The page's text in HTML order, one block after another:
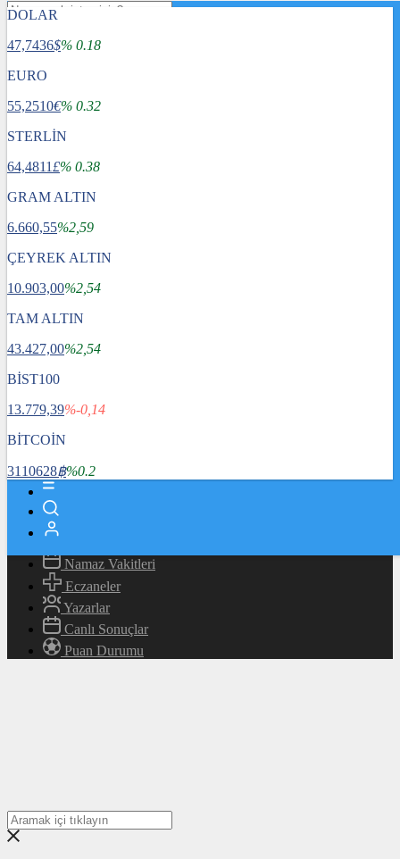
DOLAR
47,7436$% 0.18
EURO
55,2510€% 0.32
STERLİN
64,4811£% 0.38
GRAM ALTIN
6.660,55%2,59
ÇEYREK ALTIN
10.903,00%2,54
TAM ALTIN
43.427,00%2,54
BİST100
13.779,39%-0,14
BİTCOİN
3110628฿%0.2
Dünya
Spor
Magazin
Teknoloji
Bafra Rehberi
Namaz Vakitleri
Eczaneler
Yazarlar
Canlı Sonuçlar
Puan Durumu